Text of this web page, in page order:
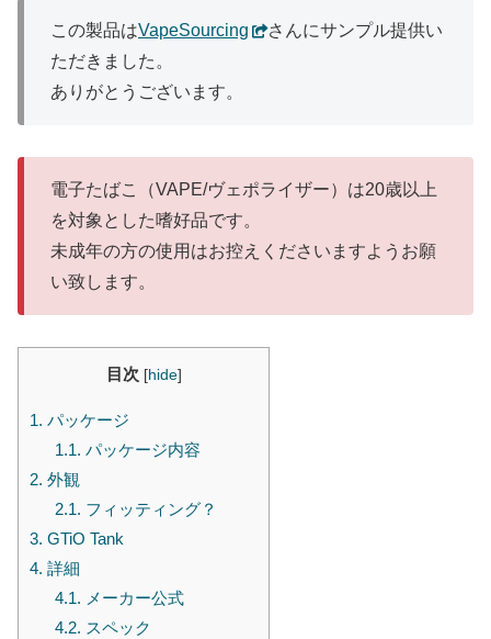
この製品はVapeSourcing
さんにサンプル提供い
ただきました。
ありがとうございます。
電子たばこ（VAPE/ヴェポライザー）は20歳以上
を対象とした嗜好品です。
未成年の方の使用はお控えくださいますようお願
い致します。
目次 [hide]
1. パッケージ
1.1. パッケージ内容
2. 外観
2.1. フィッティング？
3. GTiO Tank
4. 詳細
4.1. メーカー公式
4.2. スペック